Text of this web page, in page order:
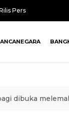
Pers
dibuka